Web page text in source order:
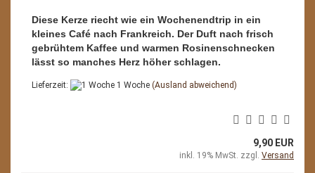
Diese Kerze riecht wie ein Wochenendtrip in ein
kleines Café nach Frankreich. Der Duft nach frisch
gebrühtem Kaffee und warmen Rosinenschnecken
lässt so manches Herz höher schlagen.
Lieferzeit: 1 Woche (Ausland abweichend)
9,90 EUR
inkl. 19% MwSt. zzgl. Versand